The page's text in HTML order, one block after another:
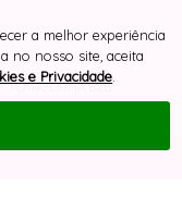
PLATAFORMA B2B
a melhor experiência
no nosso site, aceita
e Privacidade